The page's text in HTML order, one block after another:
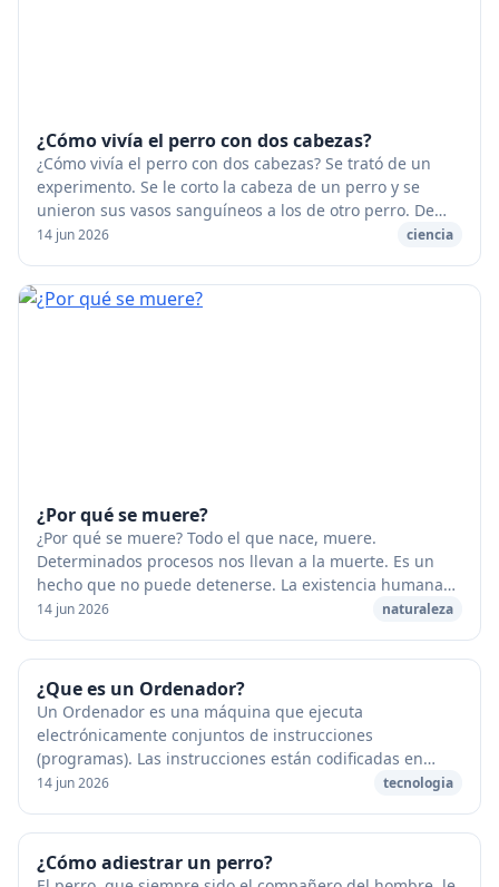
¿Cómo vivía el perro con dos cabezas?
¿Cómo vivía el perro con dos cabezas? Se trató de un
experimento. Se le corto la cabeza de un perro y se
unieron sus vasos sanguíneos a los de otro perro. De
manera que esas dos cabezas sólo tenían un...
14 jun 2026 ciencia
¿Por qué se muere?
¿Por qué se muere? Todo el que nace, muere.
Determinados procesos nos llevan a la muerte. Es un
hecho que no puede detenerse. La existencia humana
puede alargarse, pero inevitablemente nos volvemos
14 jun 2026 naturaleza
¿Que es un Ordenador?
Un Ordenador es una máquina que ejecuta
electrónicamente conjuntos de instrucciones
(programas). Las instrucciones están codificadas en
forma de secuencias de unos y ceros que definen
14 jun 2026 tecnologia
¿Cómo adiestrar un perro?